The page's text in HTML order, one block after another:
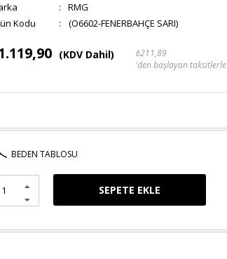
:
RMG
(O6602-FENERBAHÇE SARI)
(KDV Dahil)
₺211,89
'den başlayan taksitlerle
BEDEN TABLOSU